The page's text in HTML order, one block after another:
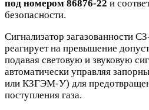
под номером 86876-22 и
безопасности.
Сигнализатор загазованности
реагирует на превышение
подавая световую и звуковую
автоматически управляя
или КЗГЭМ-У) для
поступления газа.